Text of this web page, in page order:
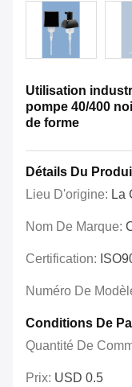
Utilisation
pompe 40/400
de forme
Détails Du
Lieu D'origine: La
Nom De Marque:
Certification:
Numéro De
Conditions De
Quantité De
Prix: USD 0.5